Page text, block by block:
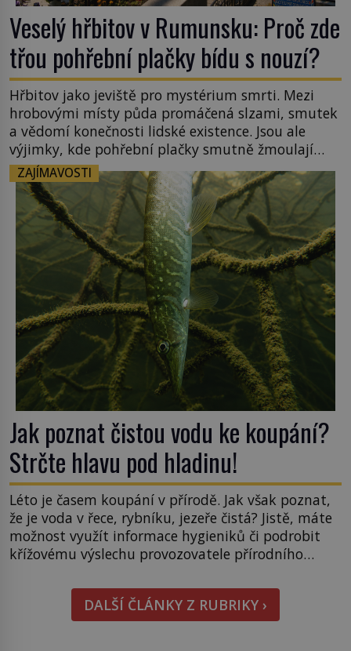
Veselý hřbitov v Rumunsku: Proč zde
třou pohřební plačky bídu s nouzí?
Hřbitov jako jeviště pro mystérium smrti. Mezi
hrobovými místy půda promáčená slzami, smutek
a vědomí konečnosti lidské existence. Jsou ale
výjimky, kde pohřební plačky smutně žmoulají
kapesníky nikoli při smutečním obřadu, ale při
pohledu na výši vyměřené podpory
v nezaměstnanosti. Kam vás pozveme? Unikátní
hřbitov, který si vysloužil název „Veselý“, najdeme
v rumunské vesnici Sapanta, nedaleko hranic […]
ZAJÍMAVOSTI
Jak poznat čistou vodu ke koupání?
Strčte hlavu pod hladinu!
Léto je časem koupání v přírodě. Jak však poznat,
že je voda v řece, rybníku, jezeře čistá? Jistě, máte
možnost využít informace hygieniků či podrobit
křížovému výslechu provozovatele přírodního
Podívat se pod hladinu a zjistit, kdo si onu
konkrétní vodní lokalitu oblíbil už dávno před
vámi. Říká se jim bioindikátory […]
DALŠÍ ČLÁNKY Z RUBRIKY ›